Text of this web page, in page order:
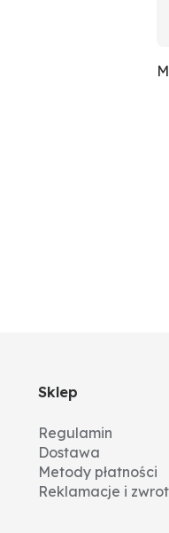
Sklep
Regulamin
Dostawa
Metody płatności
Reklamacje i